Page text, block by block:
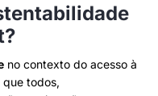
no contexto do acesso à
todos,